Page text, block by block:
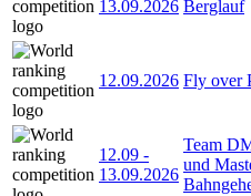
13.09.2026 Berglauf
12.09.2026 Fly over
12.09 -
13.09.2026
Team
und